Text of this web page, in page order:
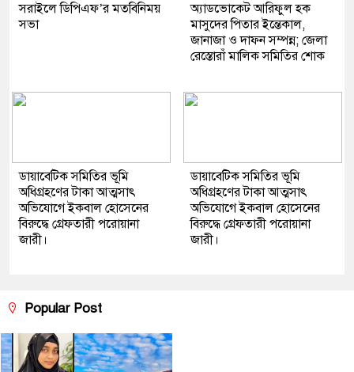
সরাইলে ডিপিএফ’র মতবিনিময়
সভা
অ্যাডভোকেট আরিফুল হক
মাসুদের পিতার ইন্তেকাল,
জানাজা ও দাফন সম্পন্ন; জেলা
রেস্তোরাঁ মালিক সমিতির শোক
ডায়াবেটিক সমিতির ভূমি
অধিগ্রহণের টাকা আত্মসাৎ
অভিযোগে ইকবাল হোসেনের
বিরুদ্ধে গ্রেফতারী পরোয়ানা
জারী।
ডায়াবেটিক সমিতির ভূমি
অধিগ্রহণের টাকা আত্মসাৎ
অভিযোগে ইকবাল হোসেনের
বিরুদ্ধে গ্রেফতারী পরোয়ানা
জারী।
Popular Post